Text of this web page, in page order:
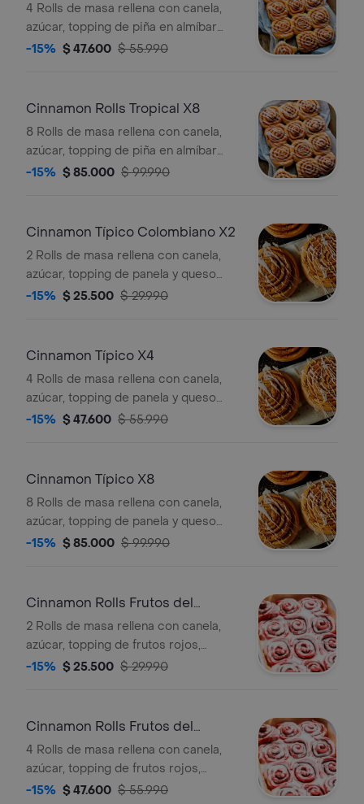
4 Rolls de masa rellena con canela,
azúcar, topping de piña en almíbar
con canela.
-15% $ 47.600 $ 55.990
Cinnamon Rolls Tropical X8
8 Rolls de masa rellena con canela,
azúcar, topping de piña en almíbar
con canela.
-15% $ 85.000 $ 99.990
Cinnamon Típico Colombiano X2
2 Rolls de masa rellena con canela,
azúcar, topping de panela y queso
rallado.
-15% $ 25.500 $ 29.990
Cinnamon Típico X4
4 Rolls de masa rellena con canela,
azúcar, topping de panela y queso
rallado.
-15% $ 47.600 $ 55.990
Cinnamon Típico X8
8 Rolls de masa rellena con canela,
azúcar, topping de panela y queso
rallado.
-15% $ 85.000 $ 99.990
Cinnamon Rolls Frutos del
Bosque X2
2 Rolls de masa rellena con canela,
azúcar, topping de frutos rojos,
frambuesa, fresa y mora.
-15% $ 25.500 $ 29.990
Cinnamon Rolls Frutos del
Bosque X4
4 Rolls de masa rellena con canela,
azúcar, topping de frutos rojos,
frambuesa, fresa y mora.
-15% $ 47.600 $ 55.990